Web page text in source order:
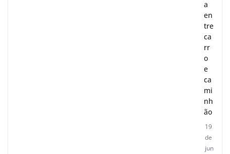
a
en
tre
ca
rr
o
e
ca
mi
nh
ão
19
de
jun